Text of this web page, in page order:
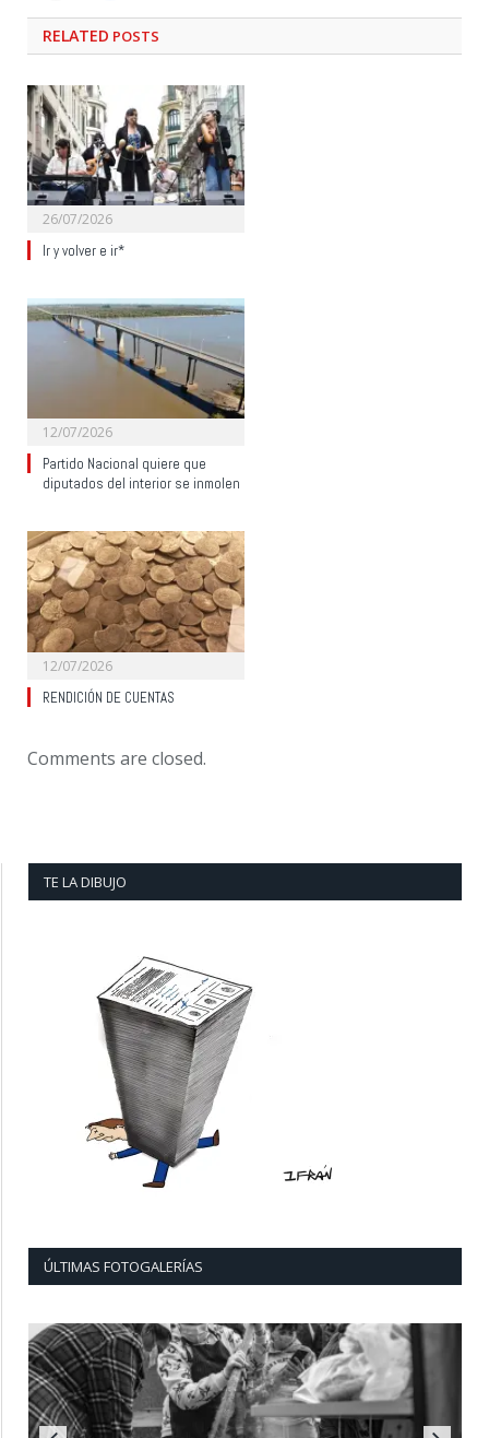
RELATED POSTS
26/07/2026
Ir y volver e ir*
12/07/2026
Partido Nacional quiere que
diputados del interior se inmolen
12/07/2026
RENDICIÓN DE CUENTAS
Comments are closed.
TE LA DIBUJO
ÚLTIMAS FOTOGALERÍAS